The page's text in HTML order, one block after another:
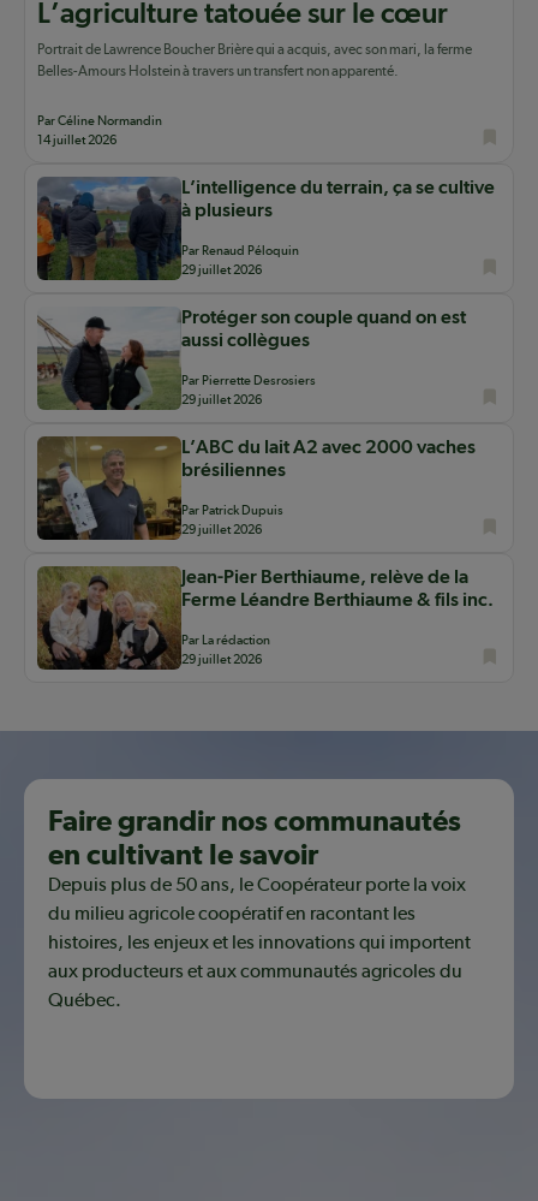
L’agriculture tatouée sur le cœur
Portrait de Lawrence Boucher Brière qui a acquis, avec son mari, la ferme
Belles-Amours Holstein à travers un transfert non apparenté.
Par Céline Normandin
14 juillet 2026
L’intelligence du terrain, ça se cultive
à plusieurs
Par Renaud Péloquin
29 juillet 2026
Protéger son couple quand on est
aussi collègues
Par Pierrette Desrosiers
29 juillet 2026
L’ABC du lait A2 avec 2000 vaches
brésiliennes
Par Patrick Dupuis
29 juillet 2026
Jean-Pier Berthiaume, relève de la
Ferme Léandre Berthiaume & fils inc.
Par La rédaction
29 juillet 2026
Faire grandir nos communautés
en cultivant le savoir
Depuis plus de 50 ans, le Coopérateur porte la voix
du milieu agricole coopératif en racontant les
histoires, les enjeux et les innovations qui importent
aux producteurs et aux communautés agricoles du
Québec.